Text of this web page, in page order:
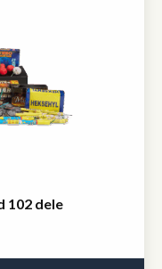
102 dele